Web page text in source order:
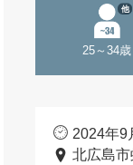
25～34歳
他
2024年9
北広島